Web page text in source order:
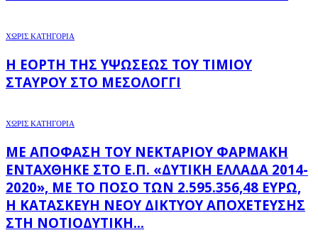
ΧΩΡΊΣ ΚΑΤΗΓΟΡΊΑ
Η ΕΟΡΤΉ ΤΗΣ ΥΨΏΣΕΩΣ ΤΟΥ ΤΙΜΊΟΥ
ΣΤΑΥΡΟΎ ΣΤΟ ΜΕΣΟΛΌΓΓΙ
ΧΩΡΊΣ ΚΑΤΗΓΟΡΊΑ
ΜΕ ΑΠΌΦΑΣΗ ΤΟΥ ΝΕΚΤΆΡΙΟΥ ΦΑΡΜΆΚΗ
ΕΝΤΆΧΘΗΚΕ ΣΤΟ Ε.Π. «ΔΥΤΙΚΉ ΕΛΛΆΔΑ 2014-
2020», ΜΕ ΤΟ ΠΟΣΌ ΤΩΝ 2.595.356,48 ΕΥΡΏ,
Η ΚΑΤΑΣΚΕΥΉ ΝΈΟΥ ΔΙΚΤΎΟΥ ΑΠΟΧΈΤΕΥΣΗΣ
ΣΤΗ ΝΟΤΙΟΔΥΤΙΚΉ...